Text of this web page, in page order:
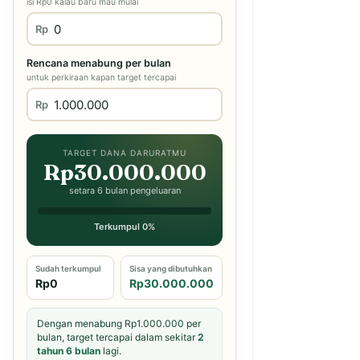
Rp
Rencana menabung per bulan
untuk perkiraan kapan target tercapai
Rp
TARGET DANA DARURATMU
Rp30.000.000
setara 6 bulan pengeluaran
Terkumpul 0%
Sudah terkumpul
Rp0
Sisa yang dibutuhkan
Rp30.000.000
Dengan menabung Rp1.000.000 per
bulan, target tercapai dalam sekitar2
tahun 6 bulan lagi.